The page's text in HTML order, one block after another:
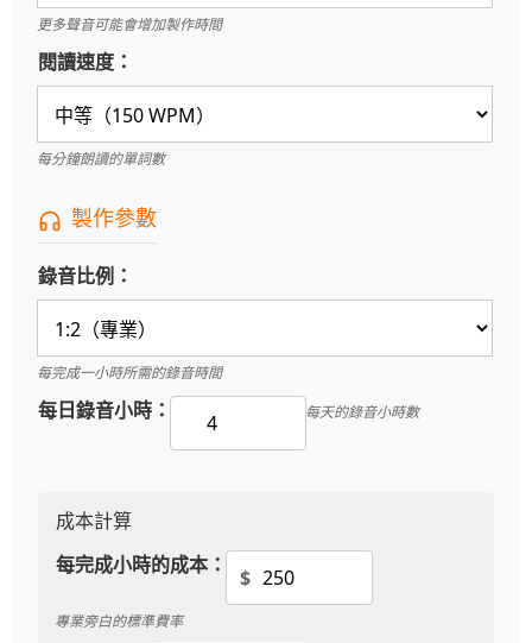
更多聲音可能會增加製作時間
閱讀速度：
每分鐘朗讀的單詞數
製作參數
錄音比例：
每完成一小時所需的錄音時間
每日錄音小時： 每天的錄音小時數
成本計算
每完成小時的成本：
$
專業旁白的標準費率